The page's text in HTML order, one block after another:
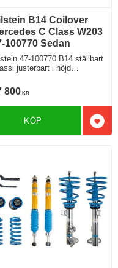
favoriter
B14 Coilover
C Class W203
100770 Sedan
47-100770 B14 ställbart
justerbart i höjd
C180 Kompresson C200
C200 Kompressor
C230 Kompressor C230
C32 AMG C200cdi
C220Cdi 2wd
800 KR
KÖP